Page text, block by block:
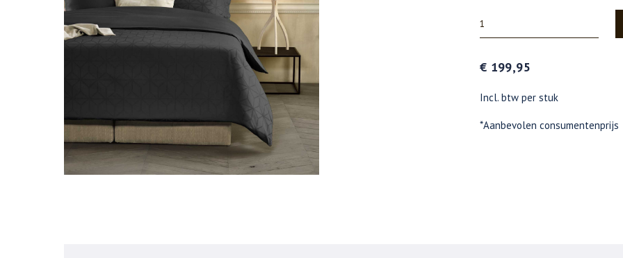
€ 199,95
Incl. btw per stuk
*Aanbevolen consumentenprijs